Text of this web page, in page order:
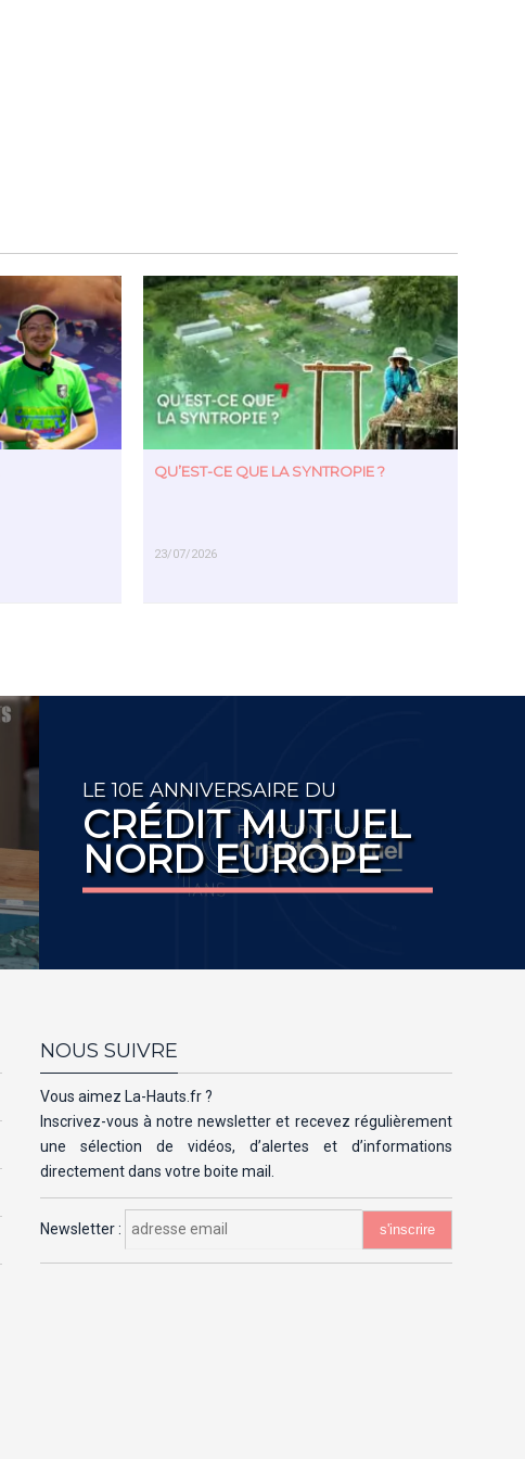
QU’EST-CE QUE LA SYNTROPIE ?
23/07/2026
LE 10E ANNIVERSAIRE DU
CRÉDIT MUTUEL
NORD EUROPE
NOUS SUIVRE
Vous aimez La-Hauts.fr ?
Inscrivez-vous à notre newsletter et recevez régulièrement
une sélection de vidéos, d’alertes et d’informations
directement dans votre boite mail.
Newsletter :